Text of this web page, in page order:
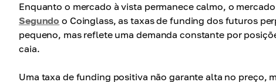
Enquanto o mercado à vista permanece calmo, o
Segundo o Coinglass, as taxas de funding dos futuros
pequeno, mas reflete uma demanda constante por
caia.
Uma taxa de funding positiva não garante alta no preço,